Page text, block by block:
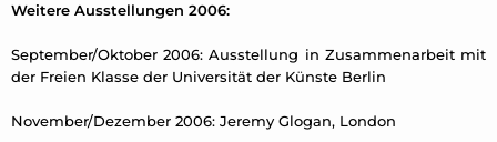
Weitere Ausstellungen 2006:
September/Oktober 2006: Ausstellung in Zusammenarbeit mit
der Freien Klasse der Universität der Künste Berlin
November/Dezember 2006: Jeremy Glogan, London